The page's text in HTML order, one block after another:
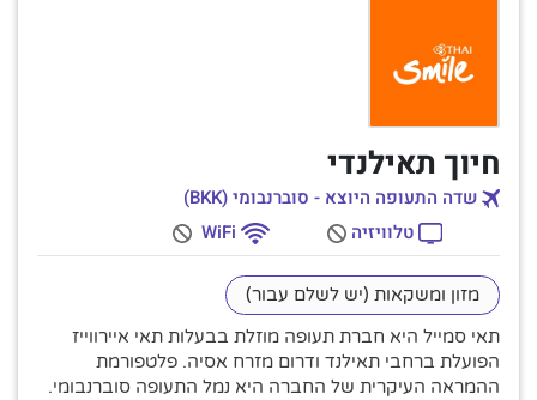
חיוך תאילנדי
שדה התעופה היוצא - סוברנבומי (BKK)
טלוויזיה
WiFi
מזון ומשקאות (יש לשלם עבור)
תאי סמייל היא חברת תעופה מוזלת בבעלות תאי איירווייז
הפועלת ברחבי תאילנד ודרום מזרח אסיה. פלטפורמת
ההמראה העיקרית של החברה היא נמל התעופה סוברנבומי.